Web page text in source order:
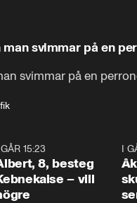
svimmar på en
svimmar på en
15:23
8, besteg
– vill
I